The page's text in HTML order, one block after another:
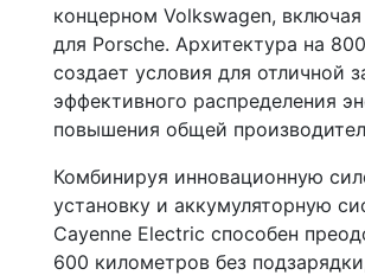
концерном Volkswagen,
для Porsche. Архитектура на
создает условия для отличной
эффективного распределения
повышения общей
Комбинируя инновационную
установку и аккумуляторную
Cayenne Electric способен
600 километров без